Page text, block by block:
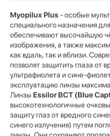
Myopilux Plus- особые
специального назначения
обеспечивают высочайшую
изображения, а также
как вдаль, так и вблизи.
позволят защитить глаза от
ультрафиолета и сине-
эксплуатацию линзы
Линзы Essilor BCT (Blue
высокотехнологичные
защиту глаз от вредного
синего излучения) путем